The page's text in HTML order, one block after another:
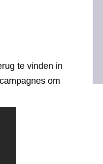
te vinden in
om